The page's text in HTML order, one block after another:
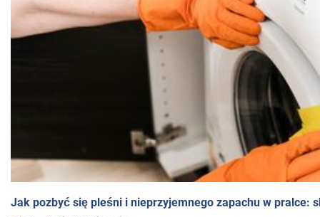
Jak pozbyć się pleśni i nieprzyjemnego zapachu w pralce: